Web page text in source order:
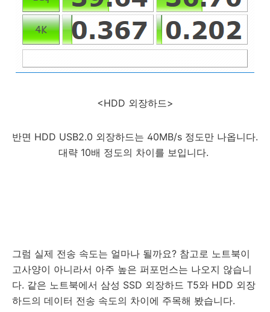
<HDD 외장하드>
반면 HDD USB2.0 외장하드는 40MB/s 정도만 나옵니다.
대략 10배 정도의 차이를 보입니다.
그럼 실제 전송 속도는 얼마나 될까요? 참고로 노트북이
고사양이 아니라서 아주 높은 퍼포먼스는 나오지 않습니
다. 같은 노트북에서 삼성 SSD 외장하드 T5와 HDD 외장
하드의 데이터 전송 속도의 차이에 주목해 봤습니다.